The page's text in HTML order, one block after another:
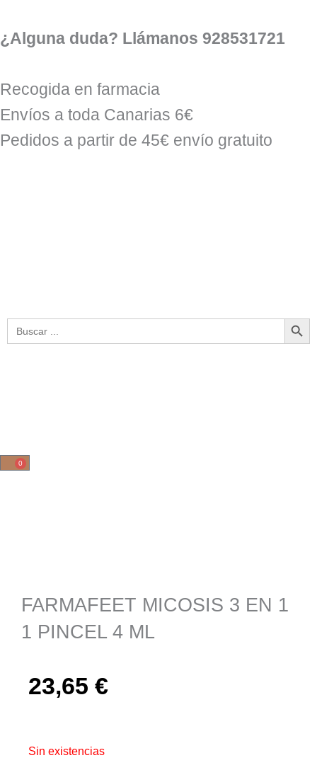
al
¿Alguna duda? Llámanos 928531721
Recogida en farmacia
Envíos a toda Canarias 6€
Pedidos a partir de 45€ envío gratuito
Buscar: Botón de
0
Cart
FARMAFEET MICOSIS 3 EN 1
1 PINCEL 4 ML
23,65 €
Sin existencias